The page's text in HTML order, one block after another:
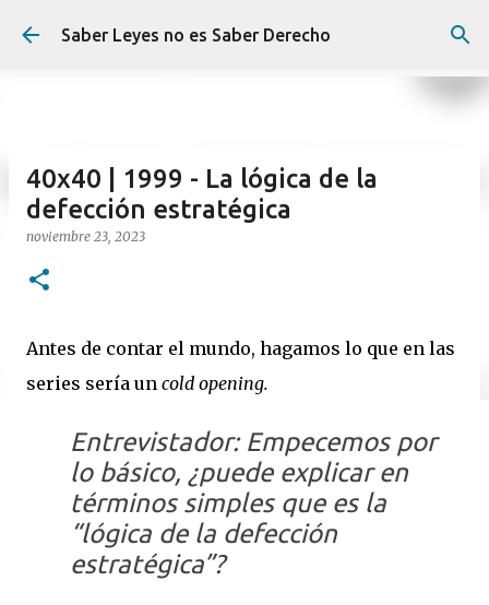
Ir al contenido principal
Saber Leyes no es Saber Derecho
40x40 | 1999 - La lógica de la
defección estratégica
noviembre 23, 2023
Antes de contar el mundo, hagamos lo que en las
series sería un cold opening.
Entrevistador: Empecemos por
lo básico, ¿puede explicar en
términos simples que es la
“lógica de la defección
estratégica”?